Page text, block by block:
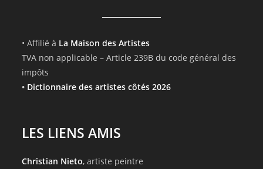
• Affilié à La Maison des Artistes
TVA non applicable – Article 239B du code général des
impôts
• Dictionnaire des artistes côtés 2026
LES LIENS AMIS
Christian Nieto, artiste peintre